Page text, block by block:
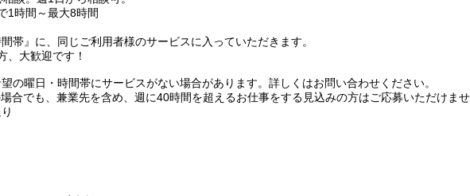
1時間～最大8時間
間帯』に、同じご利用者様のサービスに入っていただきます。
、大歓迎です！
の曜日・時間帯にサービスがない場合があります。詳しくはお問い合わせください。
合でも、兼業先を含め、週に40時間を超えるお仕事をする見込みの方はご応募いただけませ